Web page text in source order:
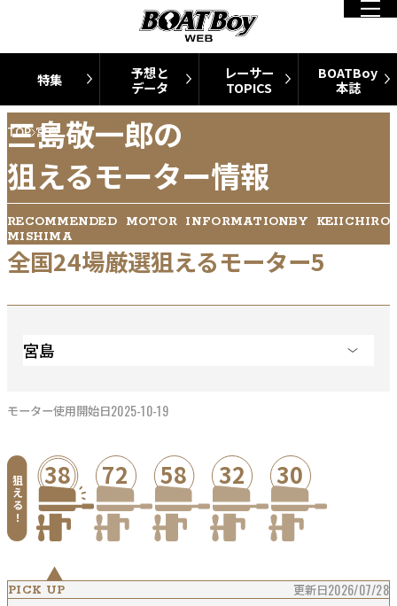
特集
予想と
データ
レーサー
TOPICS
BOATBoy
本誌
TOP 宮島
三島敬一郎の
狙えるモーター情報
RECOMMENDED MOTOR INFORMATIONBY KEIICHIRO
MISHIMA
全国24場厳選狙えるモーター5
宮島
モーター使用開始日2025-10-19
狙
え
る
！
38 72 58 32 30
PICK UP 更新日2026/07/28